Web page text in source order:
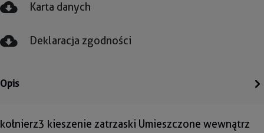
Karta danych
Deklaracja zgodności
Opis
kołnierz3 kieszenie zatrzaski Umieszczone wewnątrz